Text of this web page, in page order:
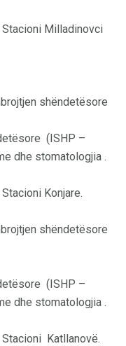
Stacioni Milladinovci
shëndetësore
(ISHP –
dhe stomatologjia .
Konjare.
shëndetësore
(ISHP –
dhe stomatologjia .
Katllanovë.